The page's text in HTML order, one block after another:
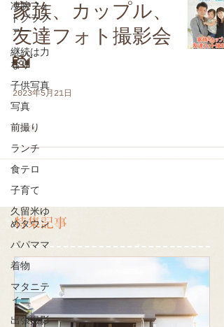
凄腕フォ
トグラフ
ァー
継続は力
なり
子供写真
写真
前撮り
ランチ
食テロ
子育て
久留米ゆ
めタウン
パパママ
着物
マタニテ
ィー
出張撮影
家族、カップル、
友達フォト撮影会
📸
2023年5月21日
特集記事